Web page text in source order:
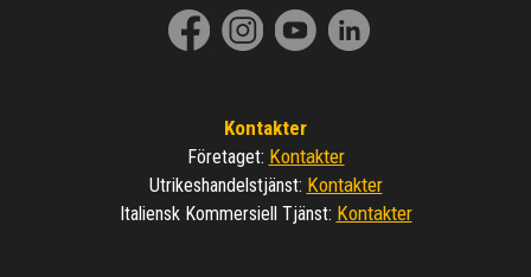
Kontakter
Företaget: Kontakter
Utrikeshandelstjänst: Kontakter
Italiensk Kommersiell Tjänst: Kontakter